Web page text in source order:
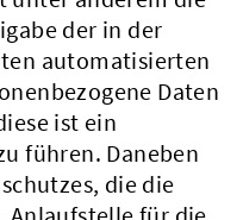
der in der
automatisierten
Daten
ist ein
führen. Daneben
die die